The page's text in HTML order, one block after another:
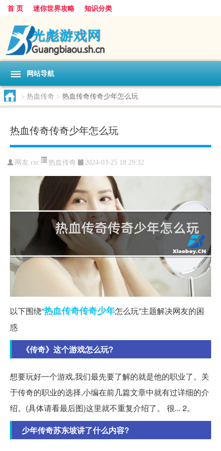
首 页 迷你世界攻略 知识分类
网站导航
> 热血传奇 > 热血传奇传奇少年怎么玩
热血传奇传奇少年怎么玩
网友:rxc 热血传奇 2024-03-25 18:29:32
以下围绕“热血传奇传奇少年怎么玩”主题解决网友的困
惑
《传奇》这个游戏怎么玩?
想要玩好一个游戏,我们最先要了解的就是他的职业了。关
于传奇的职业的选择,小编在前几篇文章中就有过详细的介
绍。(具体请看最后图)这里就不重复介绍了。 很... 2。
少年传奇苏东坡讲了什么内容?